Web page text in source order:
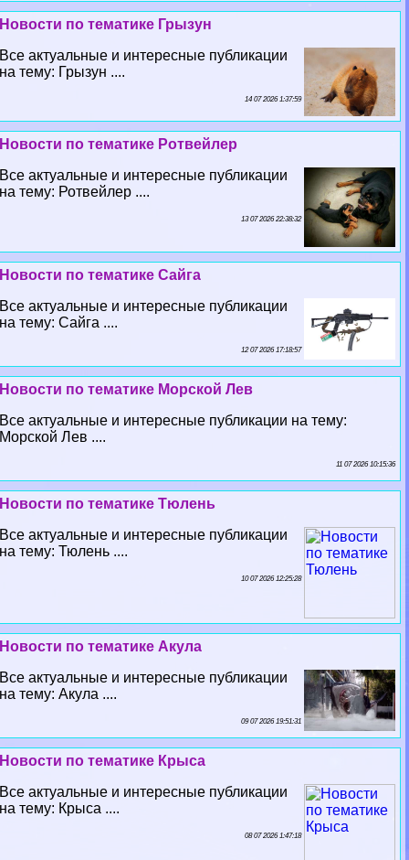
Новости по тематике Грызун
Все актуальные и интересные публикации
на тему: Грызун ....
14 07 2026 1:37:59
Новости по тематике Ротвейлер
Все актуальные и интересные публикации
на тему: Ротвейлер ....
13 07 2026 22:38:32
Новости по тематике Сайга
Все актуальные и интересные публикации
на тему: Сайга ....
12 07 2026 17:18:57
Новости по тематике Морской Лев
Все актуальные и интересные публикации на тему:
Морской Лев ....
11 07 2026 10:15:36
Новости по тематике Тюлень
Все актуальные и интересные публикации
на тему: Тюлень ....
10 07 2026 12:25:28
Новости по тематике Акула
Все актуальные и интересные публикации
на тему: Акула ....
09 07 2026 19:51:31
Новости по тематике Крыса
Все актуальные и интересные публикации
на тему: Крыса ....
08 07 2026 1:47:18